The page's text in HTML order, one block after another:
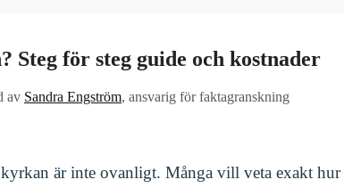
för steg guide och kostnader
av Sandra Engström, ansvarig för faktagranskning
är inte ovanligt. Många vill veta exakt hur